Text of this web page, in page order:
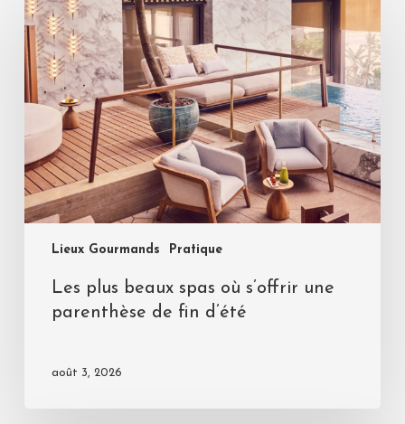
Lieux Gourmands Pratique
Les plus beaux spas où s’offrir une
parenthèse de fin d’été
août 3, 2026